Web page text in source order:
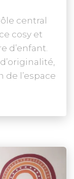
central
cosy et
d’enfant.
de l’espace